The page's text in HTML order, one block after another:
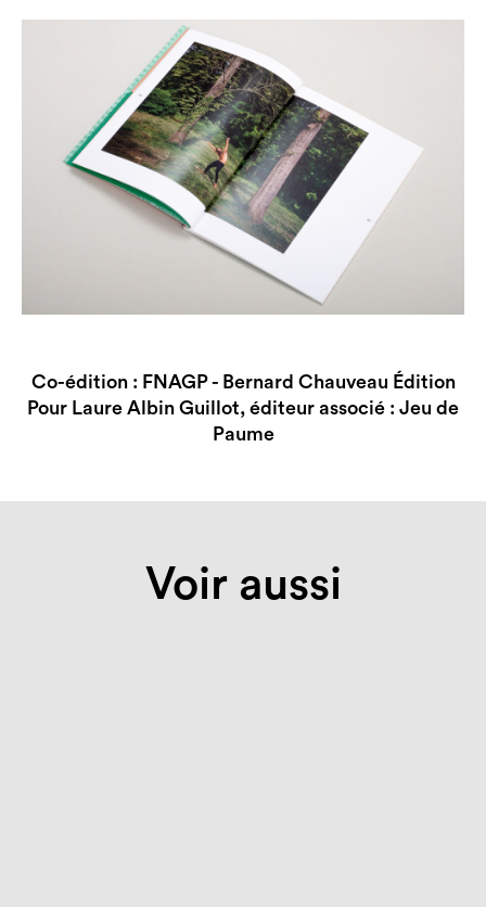
Co-édition : FNAGP - Bernard Chauveau Édition
Pour Laure Albin Guillot, éditeur associé : Jeu de
Paume
Voir aussi